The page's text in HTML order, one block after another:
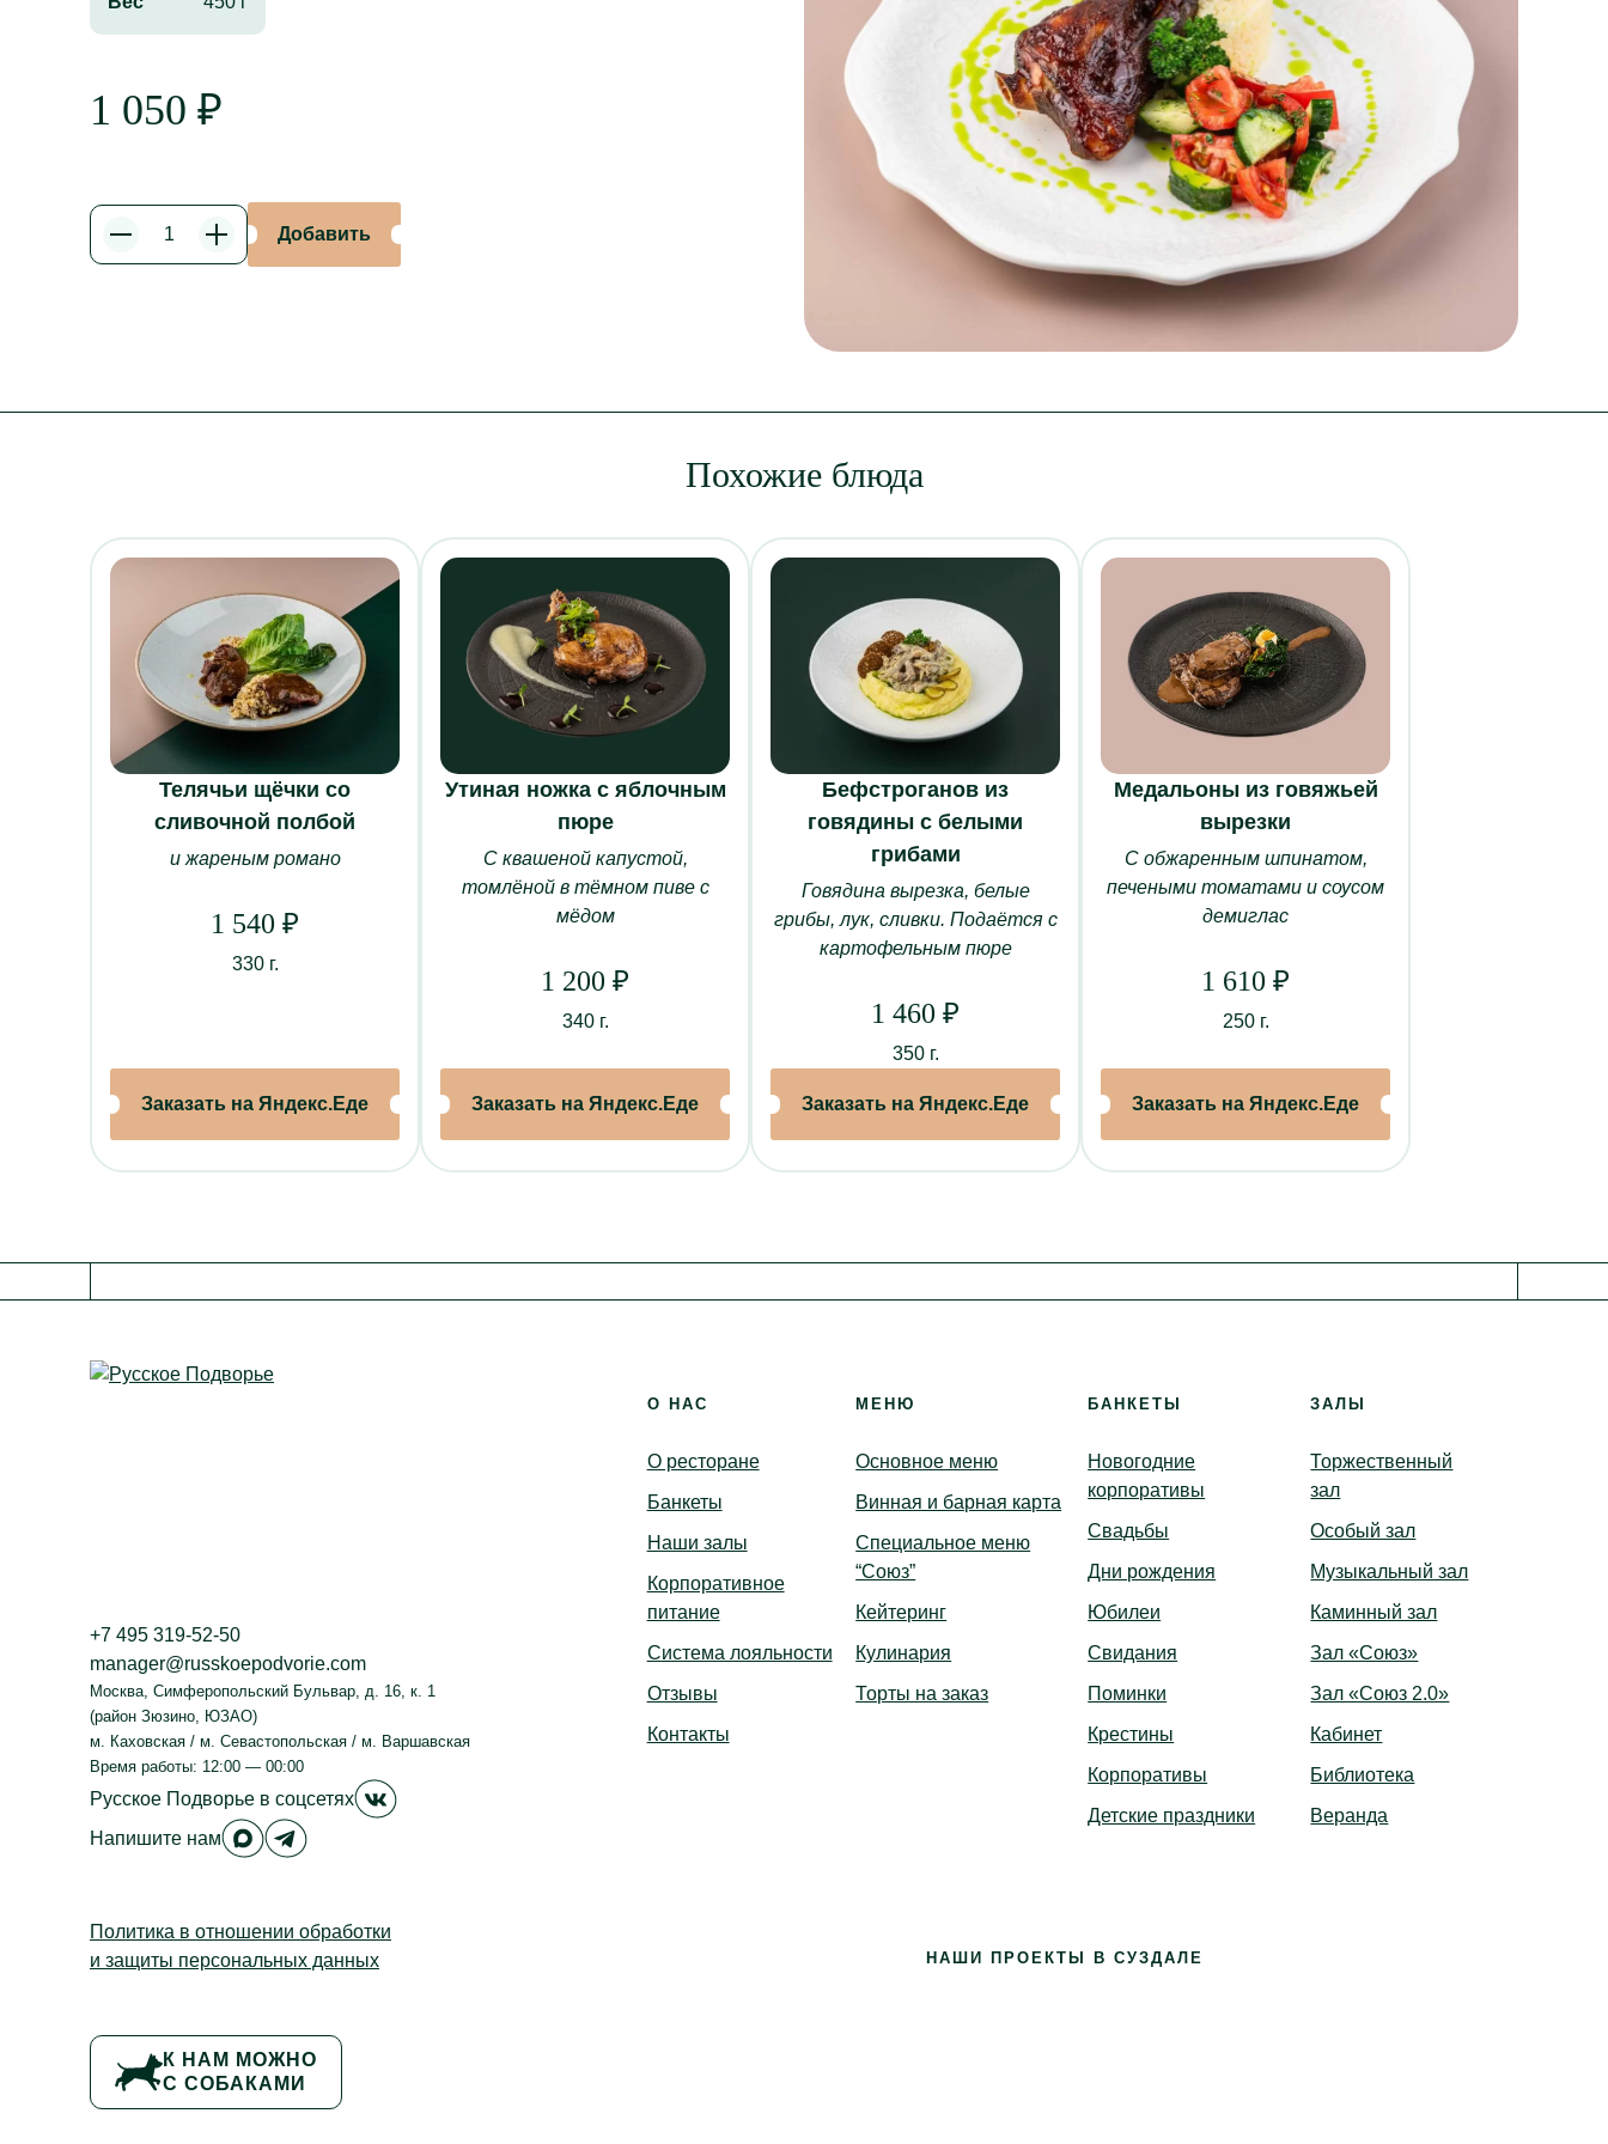
Корпоративное питание
Контакты
МЕНЮ
Основное меню
Специальное меню “Союз”
БАНКЕТЫ
Новогодние корпоративы
Свадьбы
Юбилеи
Свидания
Крестины
Кабинет
Библиотека
1 050 ₽
УменьшитьУвеличить
Добавить
Похожие блюда
Телячьи щёчки со
сливочной полбой
и жареным романо
1 540 ₽
330 г.
Заказать на Яндекс.Еде
Утиная ножка с яблочным
пюре
С квашеной капустой,
томлёной в тёмном пиве с
мёдом
1 200 ₽
340 г.
Заказать на Яндекс.Еде
Бефстроганов из
говядины с белыми
грибами
Говядина вырезка, белые
грибы, лук, сливки. Подаётся с
картофельным пюре
1 460 ₽
350 г.
Заказать на Яндекс.Еде
Медальоны из говяжьей
вырезки
С обжаренным шпинатом,
печеными томатами и соусом
демиглас
1 610 ₽
250 г.
Заказать на Яндекс.Еде
+7 495 319-52-50
manager@russkoepodvorie.com
Москва, Симферопольский Бульвар, д. 16, к. 1
(район Зюзино, ЮЗАО)
м. Каховская / м. Севастопольская / м. Варшавская
Время работы: 12:00 — 00:00
Русское Подворье в соцсетях
Напишите нам Русское Подворье в Max
Политика в отношении обработки
и защиты персональных данных
К НАМ МОЖНО
С СОБАКАМИ
О НАС
О ресторане
Банкеты
Наши залы
Корпоративное
питание
Система лояльности
Отзывы
Контакты
МЕНЮ
Основное меню
Винная и барная карта
Специальное меню
“Союз”
Кейтеринг
Кулинария
Торты на заказ
БАНКЕТЫ
Новогодние
корпоративы
Свадьбы
Дни рождения
Юбилеи
Свидания
Поминки
Крестины
Корпоративы
Детские праздники
ЗАЛЫ
Торжественный
зал
Особый зал
Музыкальный зал
Каминный зал
Зал «Союз»
Зал «Союз 2.0»
Кабинет
Библиотека
Веранда
НАШИ ПРОЕКТЫ В СУЗДАЛЕ